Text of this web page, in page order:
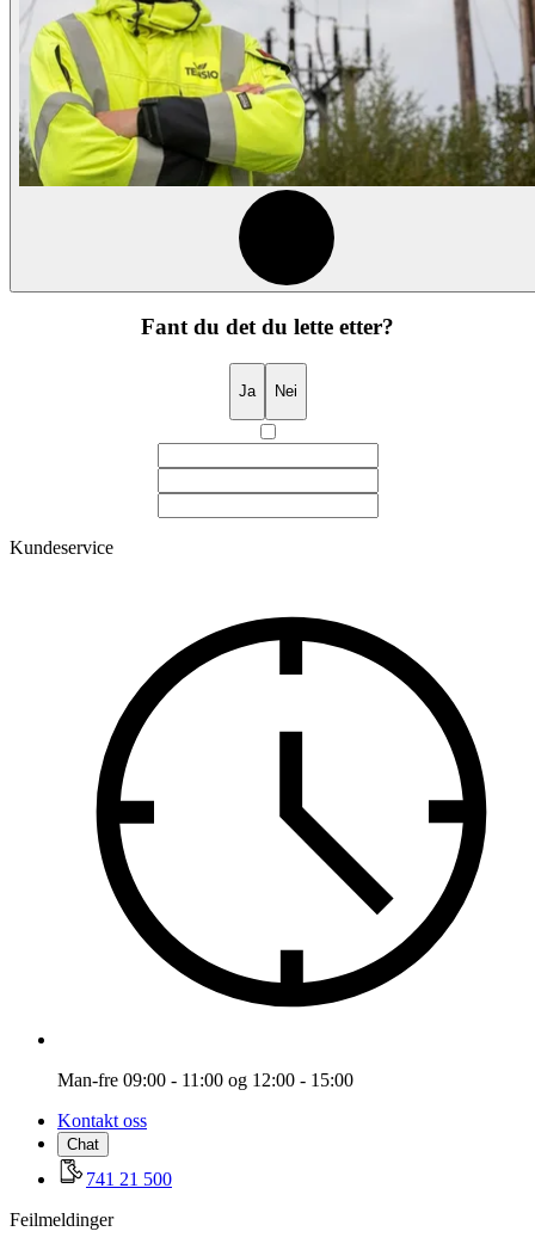
Fant du det du lette etter?
Ja Nei
Kundeservice
Man-fre 09:00 - 11:00 og 12:00 - 15:00
Kontakt oss
Chat
741 21 500
Feilmeldinger